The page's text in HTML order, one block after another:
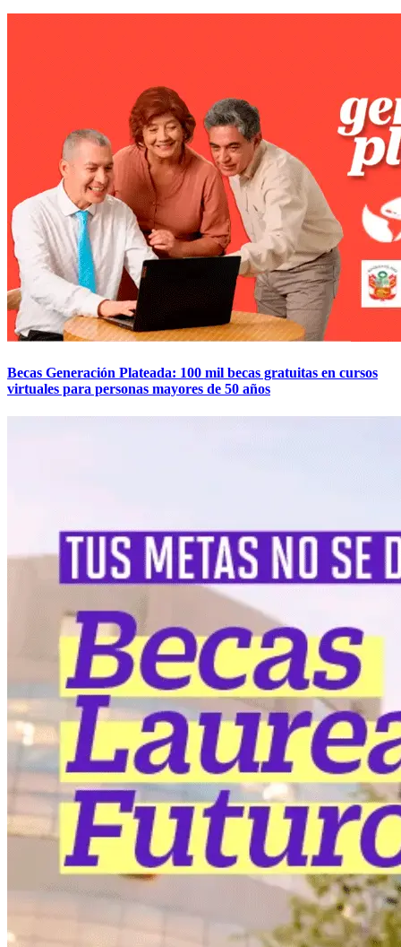
Becas Generación Plateada: 100 mil becas gratuitas en cursos
virtuales para personas mayores de 50 años